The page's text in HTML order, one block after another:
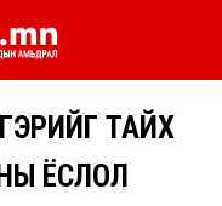
ТАЙХ
ЁСЛОЛ